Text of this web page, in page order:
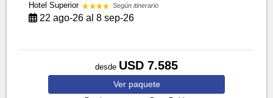
Hotel Superior
Según itinerario
22 ago-26 al 8 sep-26
desde USD 7.585
Ver paquete